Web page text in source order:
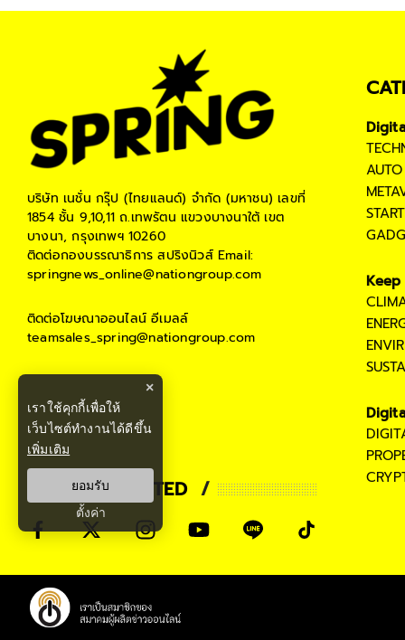
บริษัท เนชั่น กรุ๊ป (ไทยแลนด์) จำกัด (มหาชน) เลขที่
1854 ชั้น 9,10,11 ถ.เทพรัตน แขวงบางนาใต้ เขต
บางนา, กรุงเทพฯ 10260
ติดต่อกองบรรณาธิการ สปริงนิวส์Email:
springnews_online@nationgroup.com
ติดต่อโฆษณาออนไลน์ อีเมลล์
teamsales_spring@nationgroup.com
STAY CONNECTED
AUTO
×
เราใช้คุกกี้เพื่อให้
เว็บไซต์ทำงานได้ดีขึ้น
เพิ่มเติม
ยอมรับ
ตั้งค่า